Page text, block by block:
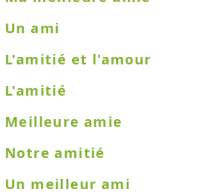
Un ami
L'amitié et l'amour
L'amitié
Meilleure amie
Notre amitié
Un meilleur ami